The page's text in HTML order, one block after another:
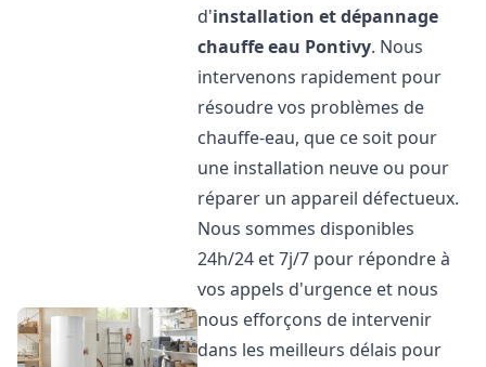
d'installation et dépannage
chauffe eau Pontivy. Nous
intervenons rapidement pour
résoudre vos problèmes de
chauffe-eau, que ce soit pour
une installation neuve ou pour
réparer un appareil défectueux.
Nous sommes disponibles
24h/24 et 7j/7 pour répondre à
vos appels d'urgence et nous
nous efforçons de intervenir
dans les meilleurs délais pour